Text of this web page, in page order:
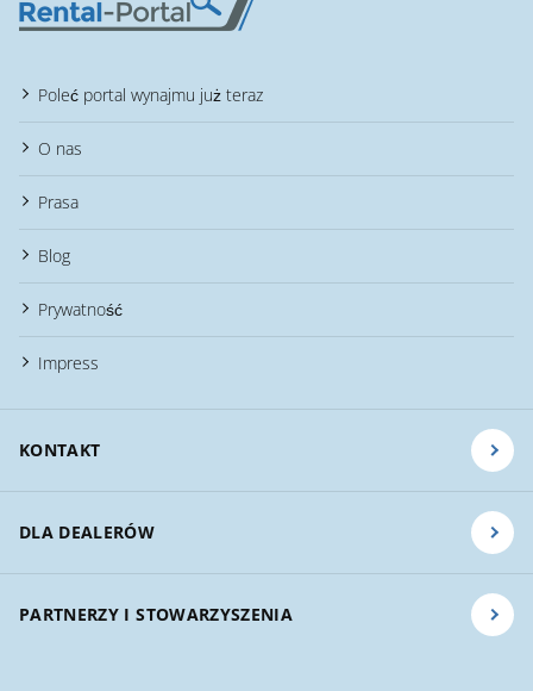
Poleć portal wynajmu już teraz
O nas
Prasa
Blog
Prywatność
Impress
KONTAKT
DLA DEALERÓW
PARTNERZY I STOWARZYSZENIA